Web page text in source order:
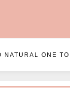
NATURAL ONE